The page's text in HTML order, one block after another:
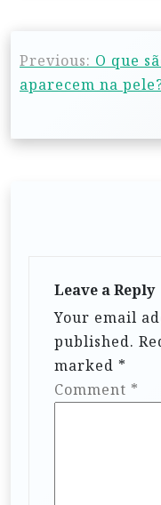
Previous: O que
aparecem na
Leave a Reply
Your email
published.
marked *
Comment *